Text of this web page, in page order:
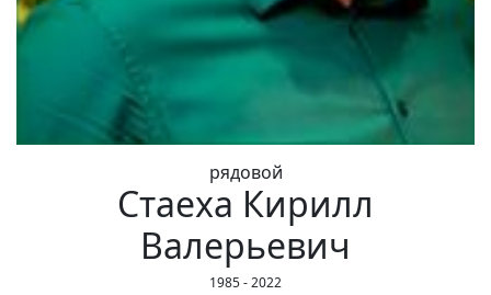
рядовой
Стаеха Кирилл
Валерьевич
1985 - 2022